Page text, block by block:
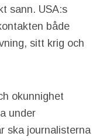
sann. USA:s
både
sitt krig och
okunnighet
under
ska journalisterna